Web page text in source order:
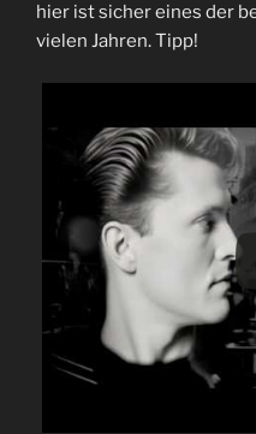
hier ist sicher eines der
vielen Jahren. Tipp!